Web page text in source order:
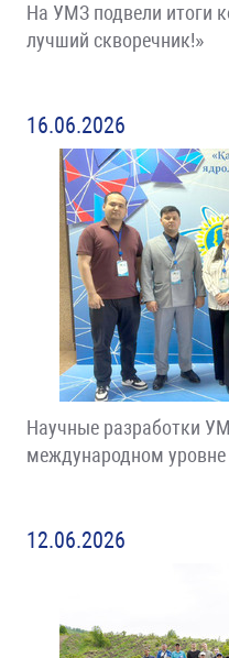
На УМЗ подвели итоги
лучший скворечник!»
16.06.2026
Научные разработки
международном уровне
12.06.2026